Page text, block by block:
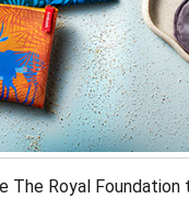
The Royal